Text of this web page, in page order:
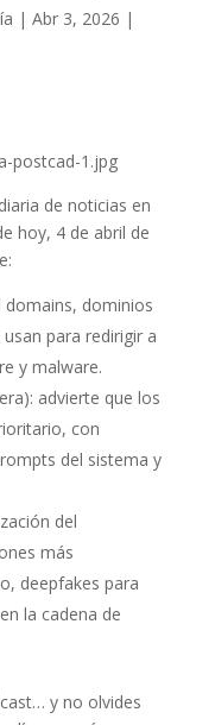
| Abr 3, 2026 |
postcad-1.jpg
de noticias en
hoy, 4 de abril de
dominios
para redirigir a
y malware.
advierte que los
con
del sistema y
del
más
deepfakes para
la cadena de
y no olvides